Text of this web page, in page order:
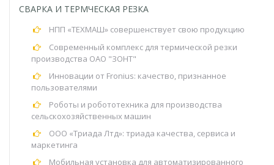
СВАРКА И ТЕРМЧЕСКАЯ РЕЗКА
НПП «ТЕХМАШ» совершенствует свою продукцию
Современный комплекс для термической резки
производства ОАО "ЗОНТ"
Инновации от Fronius: качество, признанное
пользователями
Роботы и робототехника для производства
сельскохозяйственных машин
ООО «Триада Лтд»: триада качества, сервиса и
маркетинга
Мобильная установка для автоматизированного